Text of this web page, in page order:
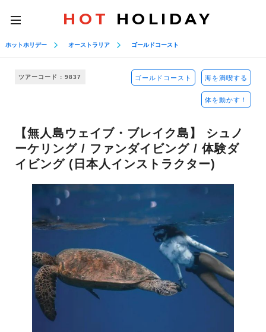
toggle
navigation
HOT HOLIDAY
ホットホリデー オーストラリア ゴールドコースト
ツアーコード : 9837 ゴールドコースト 海を満喫する
体を動かす！
【無人島ウェイブ・ブレイク島】 シュノ
ーケリング / ファンダイビング / 体験ダ
イビング (日本人インストラクター)